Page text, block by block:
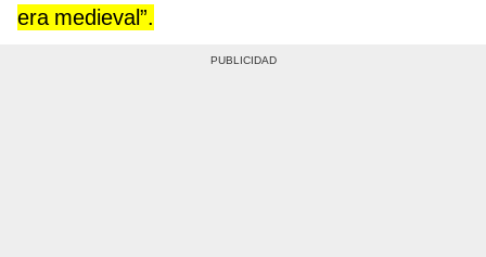
era medieval”.